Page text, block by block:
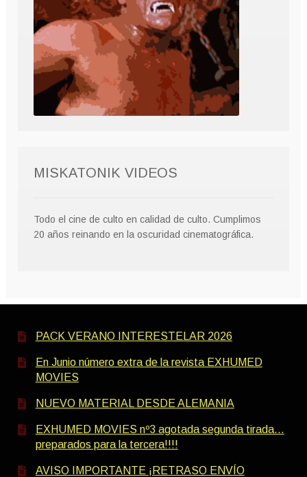
MISKATONIK VIDEOS
Todo el cine de culto en calidad de culto. Cumplimos
20 años reinando en la oscuridad cinematográfica.
PACK VERANO INTERESTELAR 2026
En Junio número extra de la revista EXHUMED
MOVIES
NUEVO MATERIAL DESDE ALEMANIA
EXHUMED MOVIES nº3 agotada segunda tirada…
preparados para la tercera!!!!
AVISO IMPORTANTE ¡RETRASO ENVÍO